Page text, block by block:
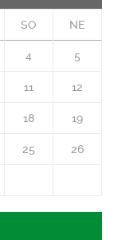
SO NE
4 5
11 12
18 19
25 26